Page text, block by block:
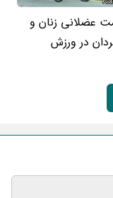
عضلانی زنان و
در ورزش